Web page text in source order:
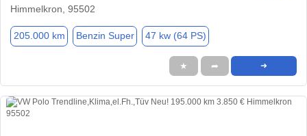
Himmelkron, 95502
205.000 km Benzin Super 47 kw (64 PS)
★ ➦ ➜